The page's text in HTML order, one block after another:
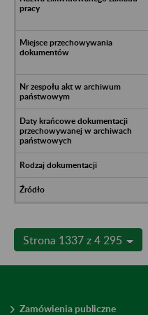
Strona 1337 z 4 295
Zamówienia publiczne